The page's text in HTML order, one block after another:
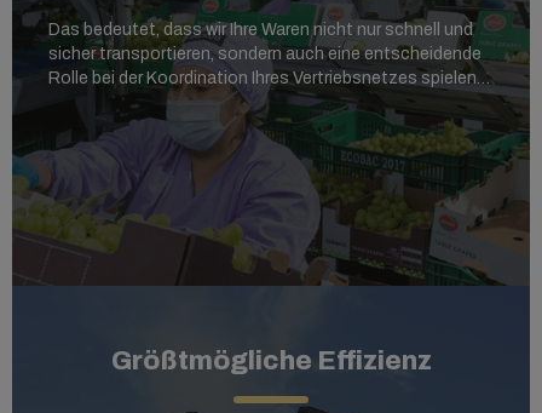
Das bedeutet, dass wir Ihre Waren nicht nur schnell und
sicher transportieren, sondern auch eine entscheidende
Rolle bei der Koordination Ihres Vertriebsnetzes spielen
können. Kundenbetreuung hat bei uns höchste Priorität.
Unsere Experten stellen eine maßgeschneiderte Lösung
zusammen, basierend darauf, wann und wie Sie Ihre Waren
auf den Weg bringen möchten.
Größtmögliche Effizienz